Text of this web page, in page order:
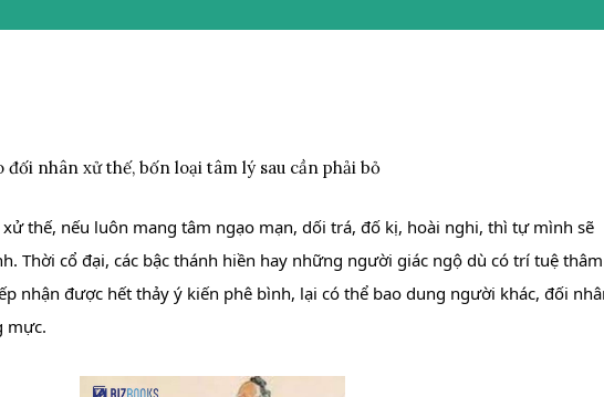
đối nhân xử thế, bốn loại tâm lý sau cần phải bỏ
thế, nếu luôn mang tâm ngạo mạn, dối trá, đố kị, hoài nghi, thì tự mình sẽ
Thời cổ đại, các bậc thánh hiền hay những người giác ngộ dù có trí tuệ thâm
nhận được hết thảy ý kiến phê bình, lại có thể bao dung người khác, đối
mực.